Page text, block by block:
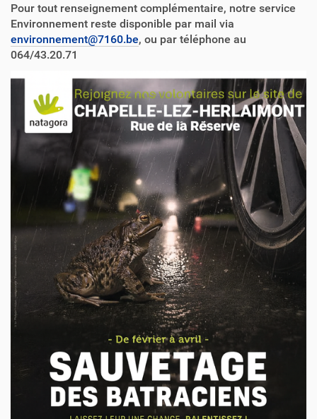
Pour tout renseignement complémentaire, notre service
Environnement reste disponible par mail via
environnement@7160.be, ou par téléphone au
064/43.20.71